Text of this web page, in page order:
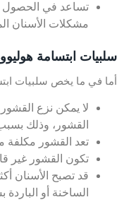
تساعد في الحصول
مشكلات الأسنان
سلبيات ابتسامة
أما في ما يخص سلبيات
لا يمكن نزع
القشور، وذلك
تعد القشور مكلفة
تكون القشور غير
قد تصبح الأسنان
الساخنة أو